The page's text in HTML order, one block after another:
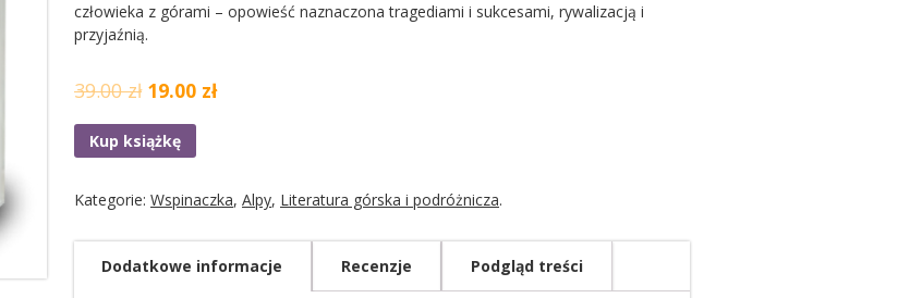
człowieka z górami – opowieść naznaczona tragediami i sukcesami, rywalizacją i
przyjaźnią.
39.00 zł 19.00 zł
Kup książkę
Kategorie: Wspinaczka, Alpy, Literatura górska i podróżnicza.
Dodatkowe informacje Recenzje Podgląd treści